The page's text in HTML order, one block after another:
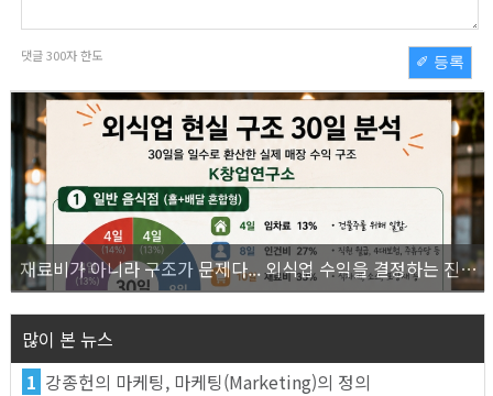
댓글300자 한도 ✐ 등록
재료비가 아니라 구조가 문제다... 외식업 수익을 결정하는 진짜 숫자의 비밀
많이 본 뉴스
1 강종헌의 마케팅, 마케팅(Marketing)의 정의